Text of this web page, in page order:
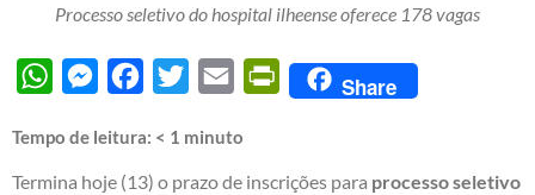
Processo seletivo do hospital ilheense oferece 178 vagas
WhatsAppMessengerFacebook
Twitter Email PrintFriendly
Share
Tempo de leitura: < 1 minuto
Termina hoje (13) o prazo de inscrições para processo seletivo